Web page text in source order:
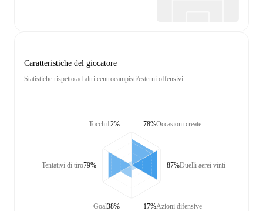
Caratteristiche del giocatore
Statistiche rispetto ad altri centrocampisti/esterni offensivi
Tocchi12%
Tentativi di tiro79%
Goal38%
Occasioni create
78%
Duelli aerei vinti
87%
Azioni difensive
17%